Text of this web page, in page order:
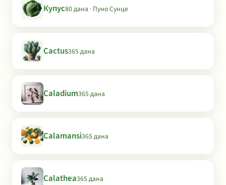
Купус80 дана · Пуно Сунце
Cactus365 дана
Caladium365 дана
Calamansi365 дана
Calathea365 дана